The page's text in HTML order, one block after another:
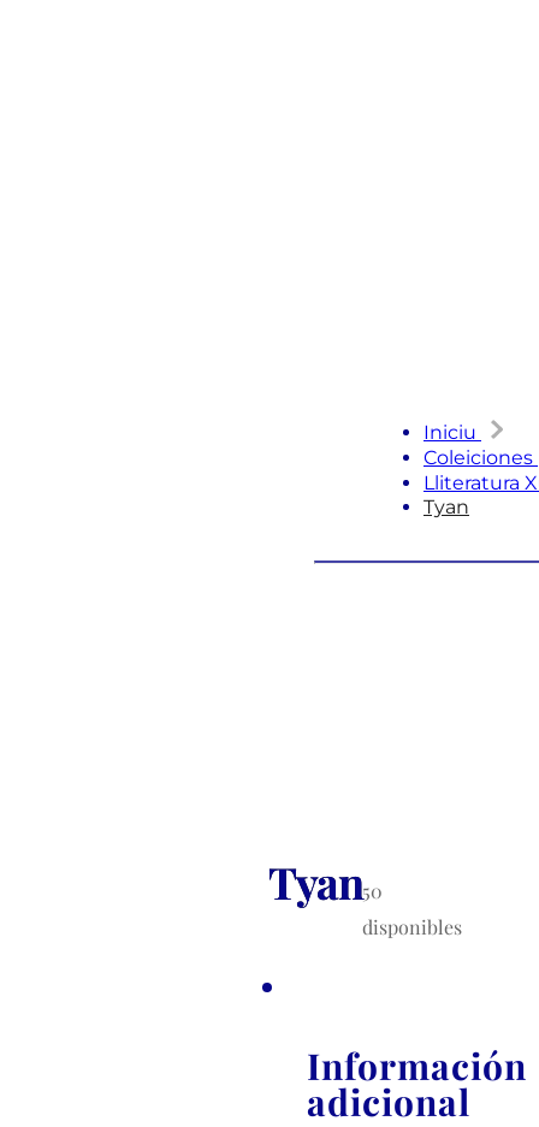
Iniciu
Coleiciones
Lliteratura
Tyan
Tyan50
disponibles
Información
adicional